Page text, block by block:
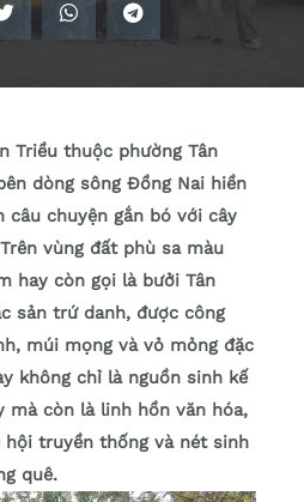
Triều thuộc phường Tân
dòng sông Đồng Nai hiền
câu chuyện gắn bó với cây
vùng đất phù sa màu
hay còn gọi là bưởi Tân
sản trứ danh, được công
múi mọng và vỏ mỏng đặc
không chỉ là nguồn sinh kế
mà còn là linh hồn văn hóa,
hội truyền thống và nét sinh
quê.